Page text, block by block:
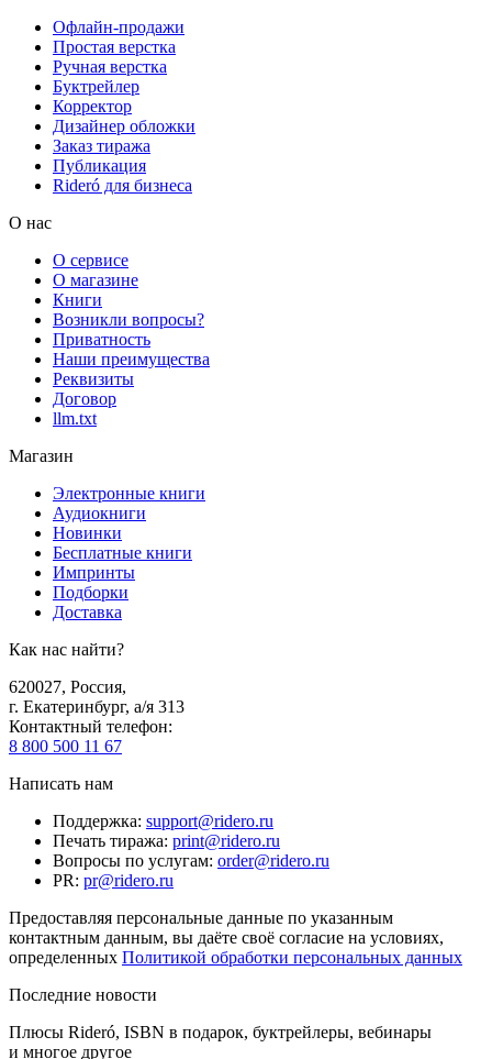
Офлайн-продажи
Простая верстка
Ручная верстка
Буктрейлер
Корректор
Дизайнер обложки
Заказ тиража
Публикация
Rideró для бизнеса
О нас
О сервисе
О магазине
Книги
Возникли вопросы?
Приватность
Наши преимущества
Реквизиты
Договор
llm.txt
Магазин
Электронные книги
Аудиокниги
Новинки
Бесплатные книги
Импринты
Подборки
Доставка
Как нас найти?
620027, Россия,
г. Екатеринбург, а/я 313
Контактный телефон:
8 800 500 11 67
Написать нам
Поддержка: support@ridero.ru
Печать тиража: print@ridero.ru
Вопросы по услугам: order@ridero.ru
PR: pr@ridero.ru
Предоставляя персональные данные по указанным
контактным данным, вы даёте своё согласие на условиях,
определенных Политикой обработки персональных данных
Последние новости
Плюсы Rideró, ISBN в подарок, буктрейлеры, вебинары
и многое другое